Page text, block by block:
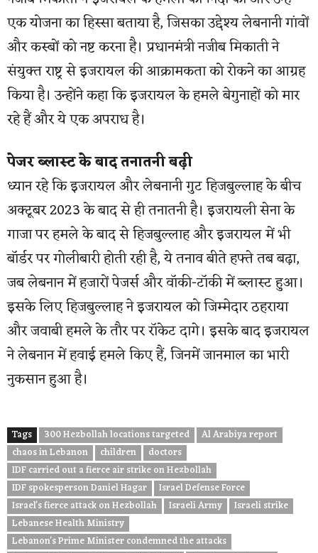
एक योजना का हिस्सा बताया है, जिसका उद्देश्य लेबनानी गांवों
और कस्बों को नष्ट करना है। प्रधानमंत्री नजीब मिकाती ने
संयुक्त राष्ट्र से इजरायल की आक्रामकता को रोकने का आग्रह
किया है। उन्होंने कहा कि इजरायल के हमले बेगुनाहों को मार
रहे हैं और ये एक अपराध है।
पेजर ब्लास्ट के बाद तनातनी बढ़ी
ध्यान रहे कि इजरायल और लेबनानी गुट हिजबुल्लाह के बीच
अक्टूबर 2023 के बाद से ही तनातनी है। इजरायली सेना के
गाजा पर हमले के बाद से हिजबुल्लाह और इजरायल में भी
बॉर्डर पर गोलीबारी होती रही है, ये तनाव बीते हफ्ते तब बढ़ा,
जब लेबनान में हजारों पेजर्स और वॉकी-टॉकी में ब्लास्ट हुआ।
इसके लिए हिजबुल्लाह ने इजरायल को जिम्मेदार ठहराया
और जवाबी हमले के तौर पर रॉकेट दागे। इसके बाद इजरायल
ने लेबनान में हवाई हमले किए हैं, जिनमें जानमाल का भारी
नुकसान हुआ है।
Tags 300 Hezbollah locations targeted
Al Arabiya report
chaos in Lebanon
children
doctors
IDF carried out a fierce air strike on Hezbollah
IDF spokesperson Daniel Hagar
Israel Defense Force
Israel's fierce attack on Hezbollah
Israeli Army
Israeli strike
Lebanese Health Ministry
Lebanon's Prime Minister condemned the attacks